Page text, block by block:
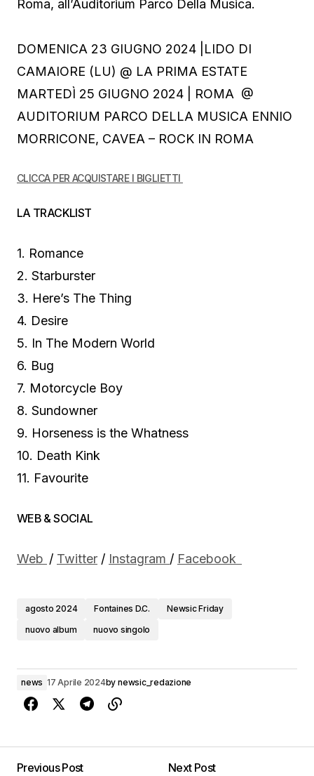
Roma, all’Auditorium Parco Della Musica.
DOMENICA 23 GIUGNO 2024 |LIDO DI
CAMAIORE (LU) @ LA PRIMA ESTATE
MARTEDÌ 25 GIUGNO 2024 | ROMA @
AUDITORIUM PARCO DELLA MUSICA ENNIO
MORRICONE, CAVEA – ROCK IN ROMA
CLICCA PER ACQUISTARE I BIGLIETTI
LA TRACKLIST
1. Romance
2. Starburster
3. Here’s The Thing
4. Desire
5. In The Modern World
6. Bug
7. Motorcycle Boy
8. Sundowner
9. Horseness is the Whatness
10. Death Kink
11. Favourite
WEB & SOCIAL
Web / Twitter / Instagram / Facebook
agosto 2024 Fontaines D.C.
Newsic Friday
nuovo album
nuovo singolo
news 17 Aprile 2024by newsic_redazione
Previous Post
Next Post